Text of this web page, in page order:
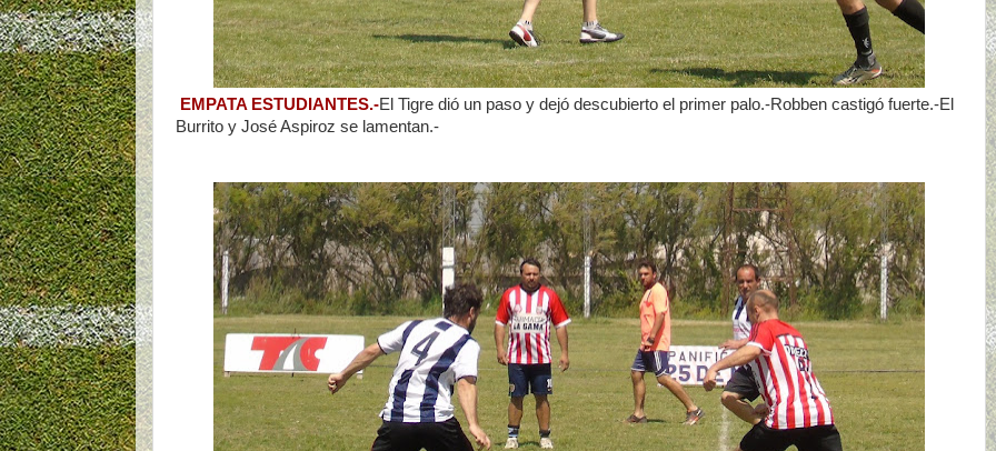
EMPATA ESTUDIANTES.-El Tigre dió un paso y dejó descubierto el primer palo.-Robben castigó fuerte.-El
Burrito y José Aspiroz se lamentan.-